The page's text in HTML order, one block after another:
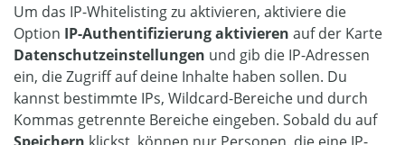
Um das IP-Whitelisting zu aktivieren, aktiviere die
Option IP-Authentifizierung aktivieren auf der Karte
Datenschutzeinstellungen und gib die IP-Adressen
ein, die Zugriff auf deine Inhalte haben sollen. Du
kannst bestimmte IPs, Wildcard-Bereiche und durch
Kommas getrennte Bereiche eingeben. Sobald du auf